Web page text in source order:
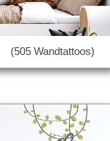
(505 Wandtattoos)